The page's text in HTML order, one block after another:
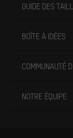
GUIDE DES
BOÎTE À IDÉES
COMMUNAUTÉ
NOTRE ÉQUIPE